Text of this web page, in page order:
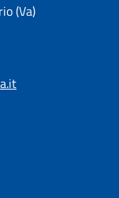
(Va)